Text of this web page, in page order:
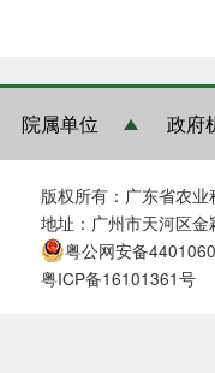
院属单位 政府
版权所有：广东省农业
地址：广州市天河区金
粤公网安备
粤ICP备16101361号